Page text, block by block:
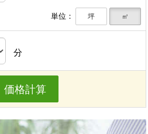
単位： 坪 ㎡
分
価格計算